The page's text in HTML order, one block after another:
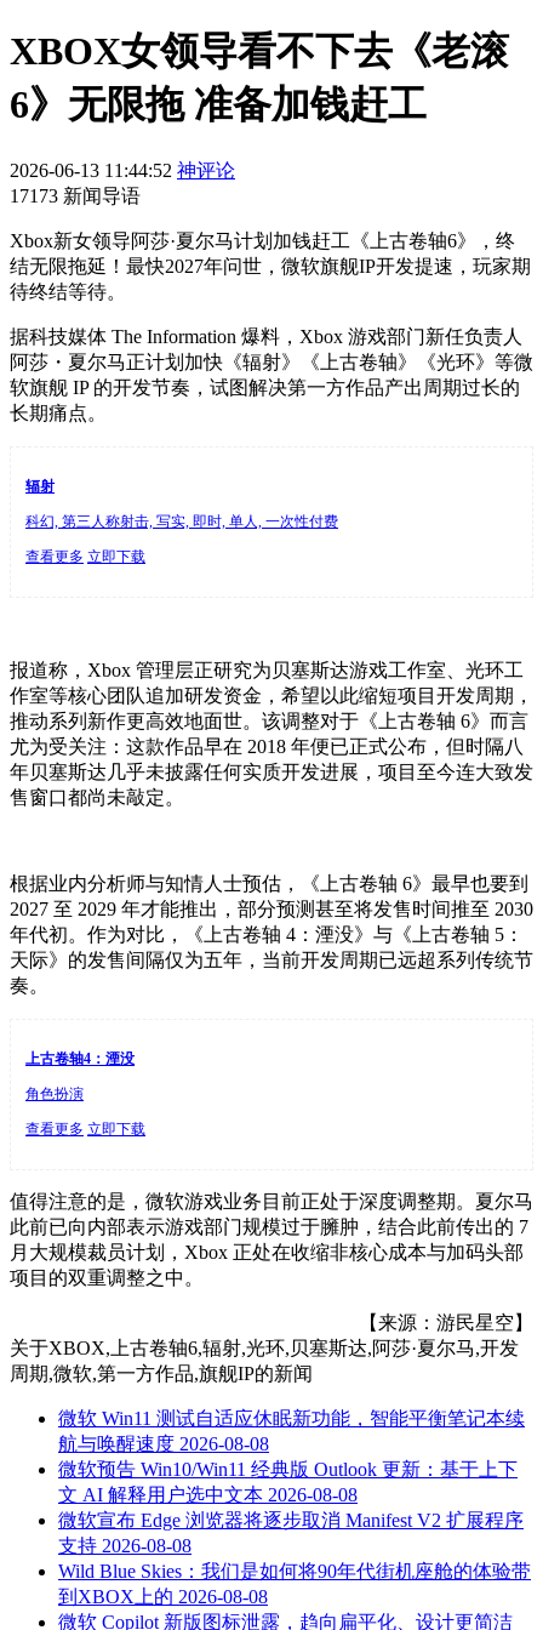
XBOX女领导看不下去《老滚
6》无限拖 准备加钱赶工
2026-06-13 11:44:52 神评论
17173 新闻导语
Xbox新女领导阿莎·夏尔马计划加钱赶工《上古卷轴6》，终
结无限拖延！最快2027年问世，微软旗舰IP开发提速，玩家期
待终结等待。
据科技媒体 The Information 爆料，Xbox 游戏部门新任负责人
阿莎・夏尔马正计划加快《辐射》《上古卷轴》《光环》等微
软旗舰 IP 的开发节奏，试图解决第一方作品产出周期过长的
长期痛点。
辐射
科幻, 第三人称射击, 写实, 即时, 单人, 一次性付费
查看更多 立即下载
报道称，Xbox 管理层正研究为贝塞斯达游戏工作室、光环工
作室等核心团队追加研发资金，希望以此缩短项目开发周期，
推动系列新作更高效地面世。该调整对于《上古卷轴 6》而言
尤为受关注：这款作品早在 2018 年便已正式公布，但时隔八
年贝塞斯达几乎未披露任何实质开发进展，项目至今连大致发
售窗口都尚未敲定。
根据业内分析师与知情人士预估，《上古卷轴 6》最早也要到
2027 至 2029 年才能推出，部分预测甚至将发售时间推至 2030
年代初。作为对比，《上古卷轴 4：湮没》与《上古卷轴 5：
天际》的发售间隔仅为五年，当前开发周期已远超系列传统节
奏。
上古卷轴4：湮没
角色扮演
查看更多 立即下载
值得注意的是，微软游戏业务目前正处于深度调整期。夏尔马
此前已向内部表示游戏部门规模过于臃肿，结合此前传出的 7
月大规模裁员计划，Xbox 正处在收缩非核心成本与加码头部
项目的双重调整之中。
【来源：游民星空】
关于XBOX,上古卷轴6,辐射,光环,贝塞斯达,阿莎·夏尔马,开发
周期,微软,第一方作品,旗舰IP的新闻
微软 Win11 测试自适应休眠新功能，智能平衡笔记本续
航与唤醒速度 2026-08-08
微软预告 Win10/Win11 经典版 Outlook 更新：基于上下
文 AI 解释用户选中文本 2026-08-08
微软宣布 Edge 浏览器将逐步取消 Manifest V2 扩展程序
支持 2026-08-08
Wild Blue Skies：我们是如何将90年代街机座舱的体验带
到XBOX上的 2026-08-08
微软 Copilot 新版图标泄露，趋向扁平化、设计更简洁